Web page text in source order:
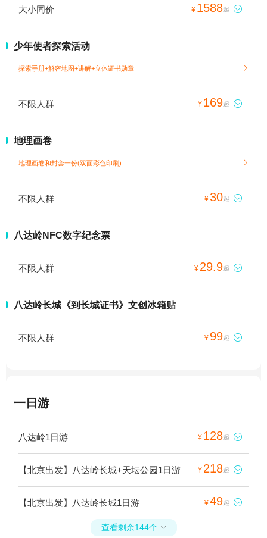
大小同价 ¥ 1588起 
少年使者探索活动
探索手册+解密地图+讲解+立体证书勋章 
不限人群 ¥ 169起 
地理画卷
地理画卷和封套一份(双面彩色印刷) 
不限人群 ¥30起 
八达岭NFC数字纪念票
不限人群 ¥ 29.9起 
八达岭长城《到长城证书》文创冰箱贴
不限人群 ¥ 99起 
一日游
八达岭1日游 ¥ 128起 
【北京出发】八达岭长城+天坛公园1日游 ¥ 218起 
【北京出发】八达岭长城1日游 ¥49起 
查看剩余144个 